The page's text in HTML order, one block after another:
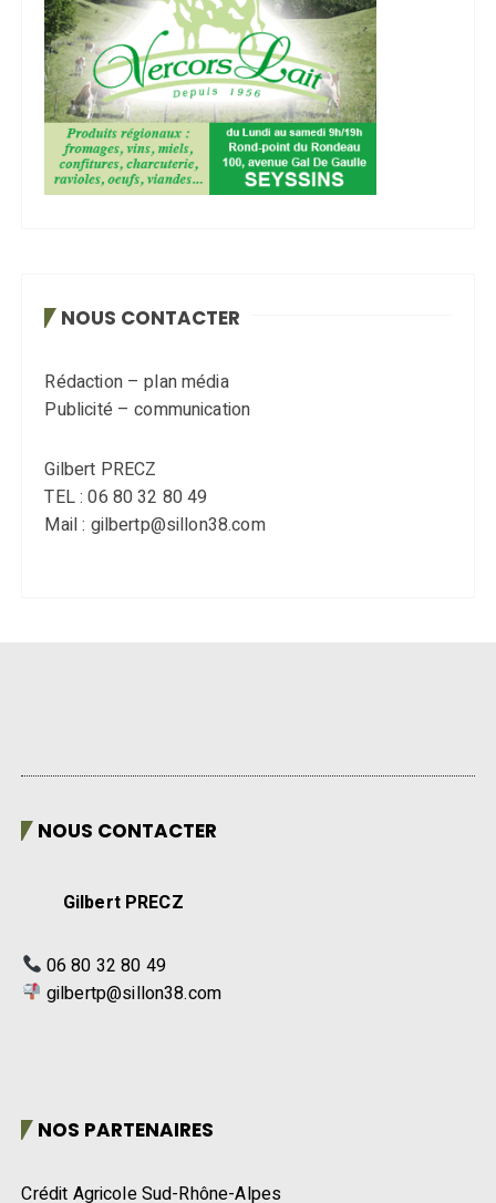
NOUS CONTACTER
Rédaction – plan média
Publicité – communication
Gilbert PRECZ
TEL : 06 80 32 80 49
Mail : gilbertp@sillon38.com
NOUS CONTACTER
Gilbert PRECZ
06 80 32 80 49
gilbertp@sillon38.com
NOS PARTENAIRES
Crédit Agricole Sud-Rhône-Alpes